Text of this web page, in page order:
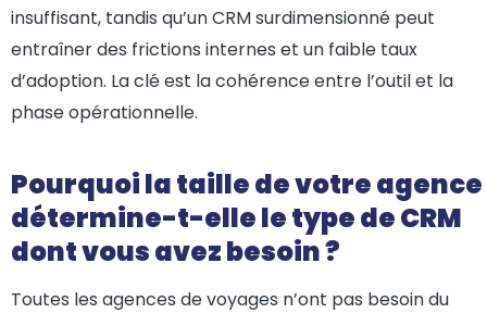
insuffisant, tandis qu’un CRM surdimensionné peut
entraîner des frictions internes et un faible taux
d’adoption. La clé est la cohérence entre l’outil et la
phase opérationnelle.
Pourquoi la taille de votre agence
détermine-t-elle le type de CRM
dont vous avez besoin ?
Toutes les agences de voyages n’ont pas besoin du